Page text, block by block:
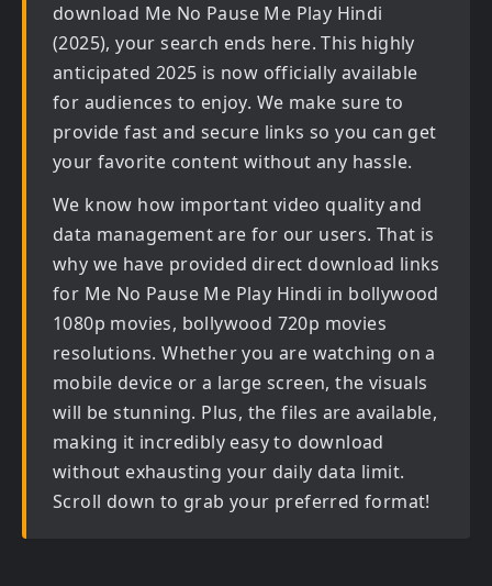
download Me No Pause Me Play Hindi
(2025), your search ends here. This highly
anticipated 2025 is now officially available
for audiences to enjoy. We make sure to
provide fast and secure links so you can get
your favorite content without any hassle.
We know how important video quality and
data management are for our users. That is
why we have provided direct download links
for Me No Pause Me Play Hindi in bollywood
1080p movies, bollywood 720p movies
resolutions. Whether you are watching on a
mobile device or a large screen, the visuals
will be stunning. Plus, the files are available,
making it incredibly easy to download
without exhausting your daily data limit.
Scroll down to grab your preferred format!